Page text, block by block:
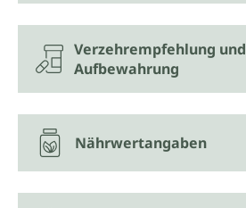
Verzehrempfehlung und
Aufbewahrung
Nährwertangaben